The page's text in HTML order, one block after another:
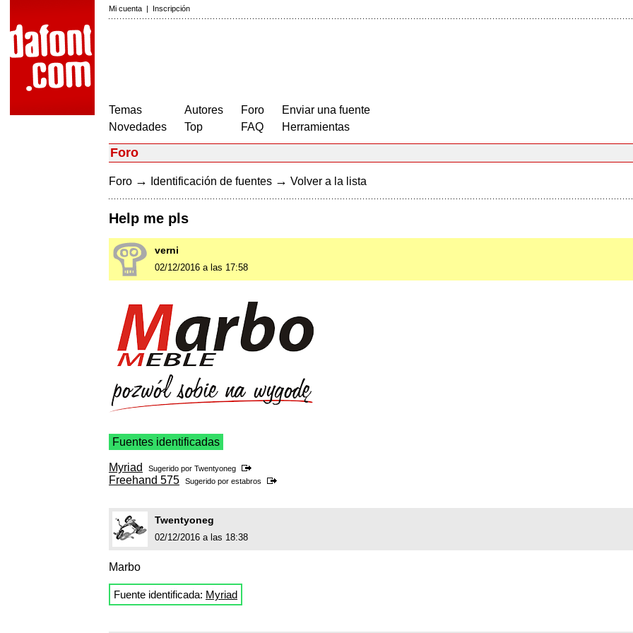
Mi cuenta | Inscripción
Temas
Novedades
Autores
Top
Foro
FAQ
Enviar una fuente
Herramientas
Foro
Foro → Identificación de fuentes → Volver a la lista
Help me pls
verni
02/12/2016 a las 17:58
Fuentes identificadas
Myriad Sugerido por Twentyoneg
Freehand 575 Sugerido por estabros
Twentyoneg
02/12/2016 a las 18:38
Marbo
Fuente identificada: Myriad